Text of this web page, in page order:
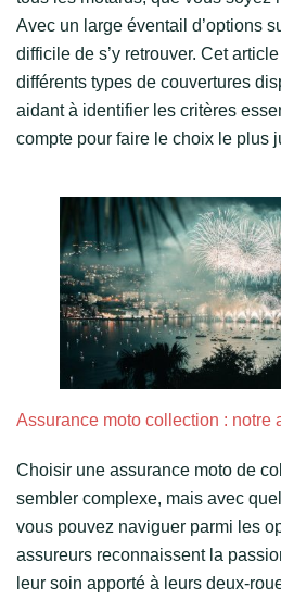
Avec un large éventail d’options
difficile de s’y retrouver. Cet
différents types de couvertures
aidant à identifier les critères
compte pour faire le choix le plus
Assurance moto collection : notre
Choisir une assurance moto de
sembler complexe, mais avec
vous pouvez naviguer parmi les
assureurs reconnaissent la
leur soin apporté à leurs deux-